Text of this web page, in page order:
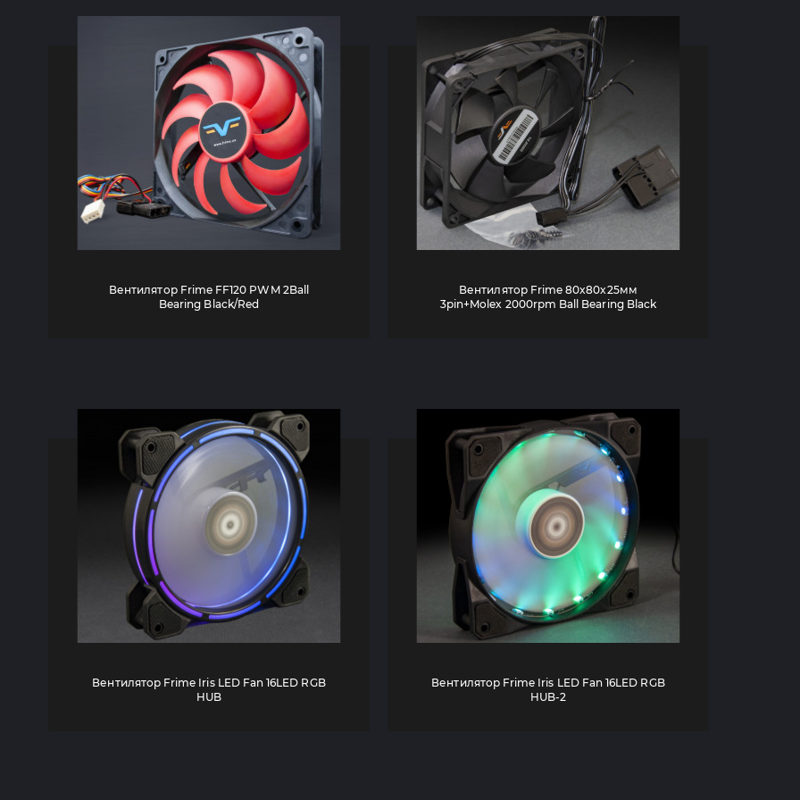
Вентилятор Frime FF120 PWM 2Ball
Bearing Black/Red
Вентилятор Frime 80x80x25мм
3pin+Molex 2000rpm Ball Bearing Black
Вентилятор Frime Iris LED Fan 16LED RGB
HUB
Вентилятор Frime Iris LED Fan 16LED RGB
HUB-2